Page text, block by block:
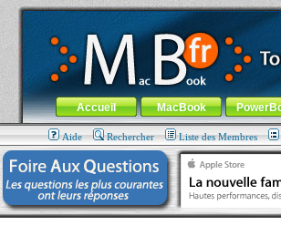
MacBook-fr.com : 100% Apple... 100% nomade !
Aller au contenu-Aller au menu général-Aller
Menu général
Accueil MacBook
Aide Rechercher Liste des Membres